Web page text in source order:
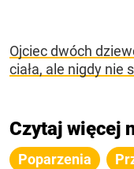
Ojciec dwóch
ciała, ale nigdy nie
Czytaj więcej
Poparzenia